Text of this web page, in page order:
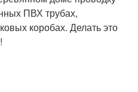
ПВХ трубах,
коробах. Делать это